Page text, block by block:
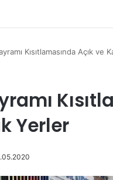
Kısıtlamasında Açık ve
Yerler